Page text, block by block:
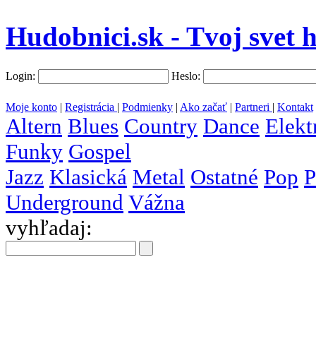
Hudobnici.sk - Tvoj svet
Login: Heslo:
Moje konto | Registrácia | Podmienky | Ako začať | Partneri | Kontakt
Altern Blues Country Dance
Funky Gospel
Jazz Klasická Metal Ostatné Pop
Underground Vážna
vyhľadaj: